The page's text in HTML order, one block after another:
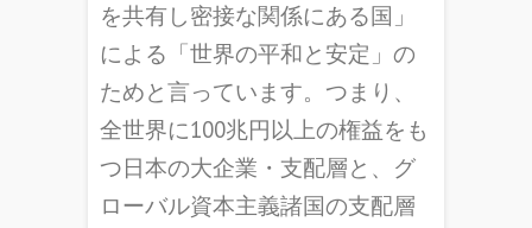
を共有し密接な関係にある国」
による「世界の平和と安定」の
ためと言っています。つまり、
全世界に100兆円以上の権益をも
つ日本の大企業・支配層と、グ
ローバル資本主義諸国の支配層